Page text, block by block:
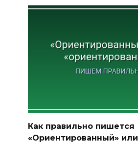
Как правильно пишется
«Ориентированный» или